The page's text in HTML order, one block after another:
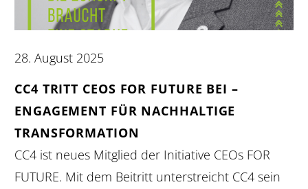
CC4 TRITT CEOS FOR FUTURE BEI –
ENGAGEMENT FÜR NACHHALTIGE
TRANSFORMATION
28. August 2025
CC4 ist neues Mitglied der Initiative CEOs FOR
FUTURE. Mit dem Beitritt unterstreicht CC4 sein